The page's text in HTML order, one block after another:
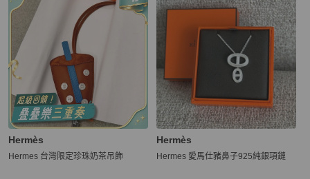
Hermès
Hermes 台灣限定珍珠奶茶吊飾
Hermès
Hermes 愛馬仕豬鼻子925純銀項鏈